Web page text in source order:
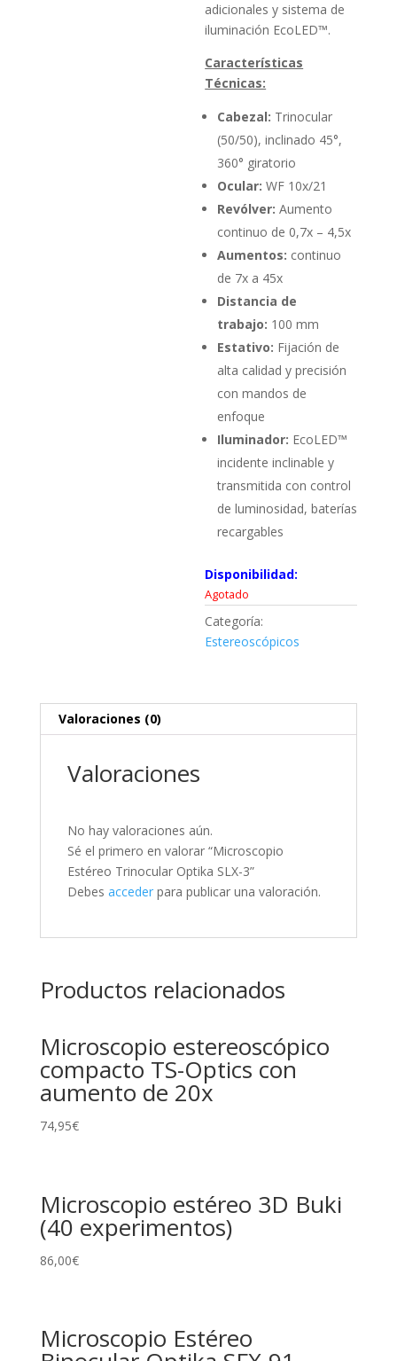
adicionales y sistema de
iluminación EcoLED™.
Características
Técnicas:
Cabezal: Trinocular
(50/50), inclinado 45°,
360° giratorio
Ocular:WF 10x/21
Revólver:Aumento
continuo de 0,7x – 4,5x
Aumentos: continuo
de 7x a 45x
Distancia de
trabajo: 100 mm
Estativo: Fijación de
alta calidad y precisión
con mandos de
enfoque
Iluminador: EcoLED™
incidente inclinable y
transmitida con control
de luminosidad, baterías
recargables
Disponibilidad:
Agotado
Categoría:
Estereoscópicos
Valoraciones (0)
Valoraciones
No hay valoraciones aún.
Sé el primero en valorar “Microscopio
Estéreo Trinocular Optika SLX-3”
Debes accederpara publicar una valoración.
Productos relacionados
Microscopio estereoscópico
compacto TS-Optics con
aumento de 20x
74,95€
Microscopio estéreo 3D Buki
(40 experimentos)
86,00€
Microscopio Estéreo